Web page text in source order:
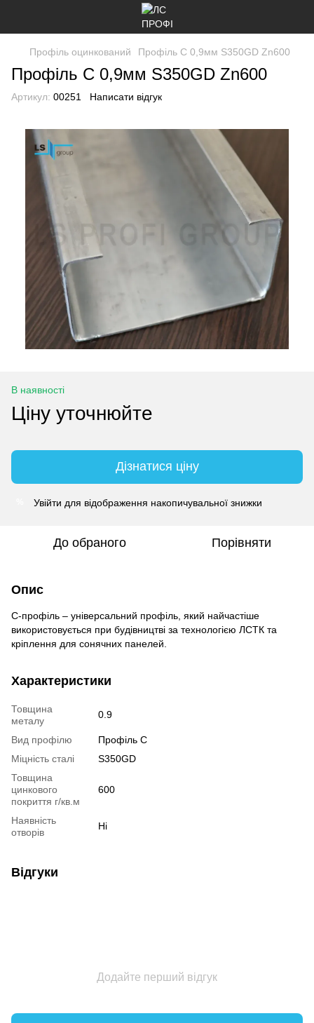
Профіль оцинкований Профіль C 0,9мм S350GD Zn600
Профіль C 0,9мм S350GD Zn600
Артикул: 00251 Написати відгук
В наявності
Ціну уточнюйте
Дізнатися ціну
Увійти для відображення накопичувальної знижки
До обраного Порівняти
Опис
С-профіль – універсальний профіль, який найчастіше
використовується при будівництві за технологією ЛСТК та
кріплення для сонячних панелей.
Характеристики
Товщина
металу
0.9
Вид профілю
Профіль C
Міцність сталі
S350GD
Товщина
цинкового
покриття г/кв.м
600
Наявність
отворів
Ні
Відгуки
Додайте перший відгук